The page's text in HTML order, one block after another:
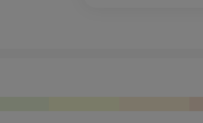
pregiate: il
visivo.
standard di